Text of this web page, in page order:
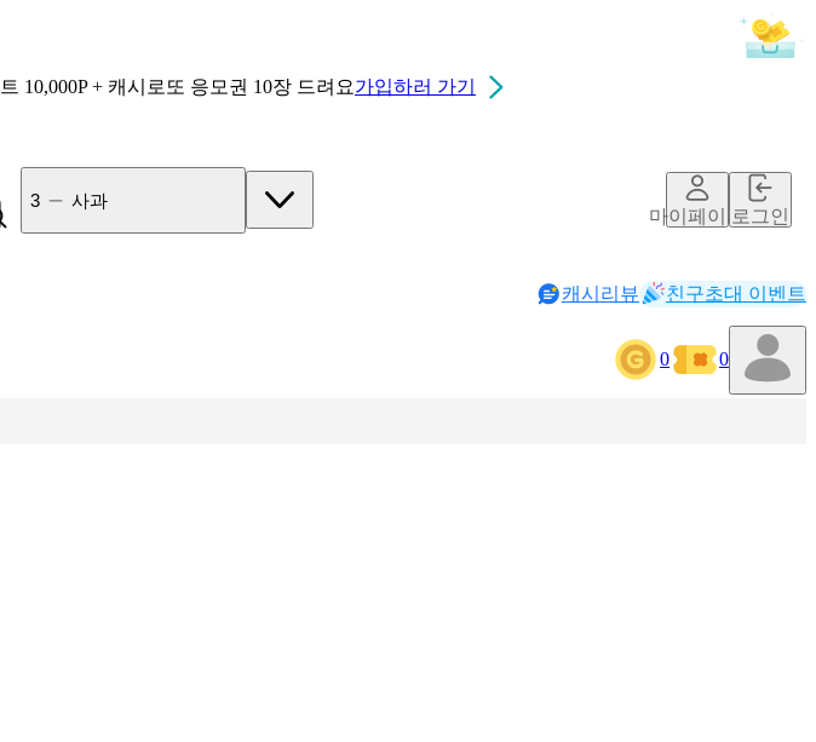
10,000P + 캐시로또 응모권 10장 드려요가입하러 가기
4 라면
마이페이지로그인
캐시리뷰 친구초대 이벤트
0 0